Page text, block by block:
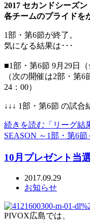
2017 セカンドシーズン
各チームのプライドを
1部・第6節が終了。
気になる結果は･･･
■1部・第6節 9月29日（
（次の開催は2部・第
24：00）
↓↓↓ 1部・第6節 の試合
続きを読む「リーグ結
SEASON ～1部・第6節
10月プレゼント当
2017.09.29
お知らせ
PIVOX広島では、